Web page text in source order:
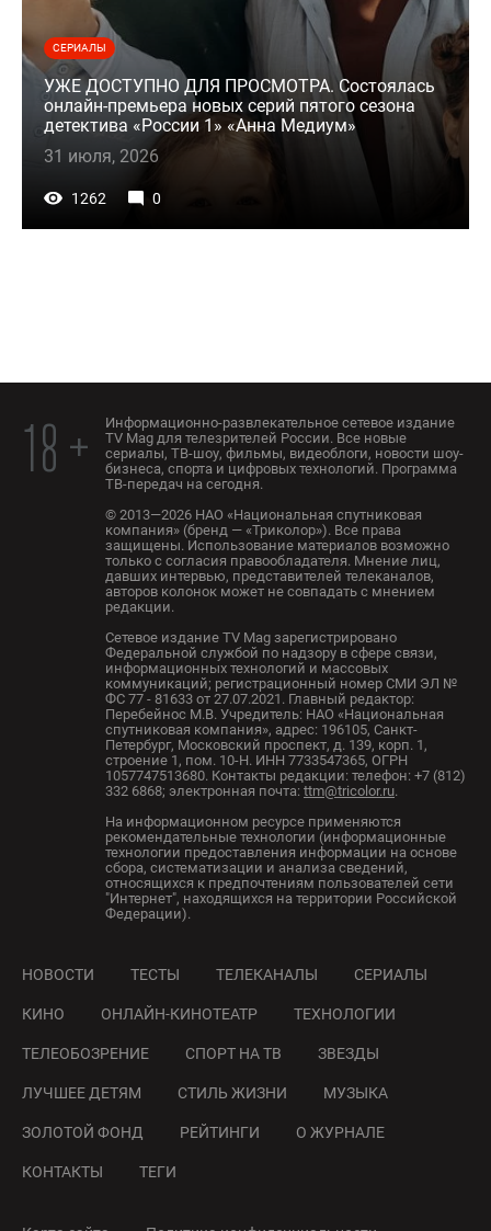
СЕРИАЛЫ
УЖЕ ДОСТУПНО ДЛЯ ПРОСМОТРА. Состоялась
онлайн-премьера новых серий пятого сезона
детектива «России 1» «Анна Медиум»
31 июля, 2026
1262 0
18 +
Информационно-развлекательное сетевое издание
TV Mag для телезрителей России. Все новые
сериалы, ТВ-шоу, фильмы, видеоблоги, новости шоу-
бизнеса, спорта и цифровых технологий. Программа
ТВ-передач на сегодня.
© 2013—2026 НАО «Национальная спутниковая
компания» (бренд — «Триколор»). Все права
защищены. Использование материалов возможно
только с согласия правообладателя. Мнение лиц,
давших интервью, представителей телеканалов,
авторов колонок может не совпадать с мнением
редакции.
Сетевое издание TV Mag зарегистрировано
Федеральной службой по надзору в сфере связи,
информационных технологий и массовых
коммуникаций; регистрационный номер СМИ ЭЛ №
ФС 77 - 81633 от 27.07.2021. Главный редактор:
Перебейнос М.В. Учредитель: НАО «Национальная
спутниковая компания», адрес: 196105, Санкт-
Петербург, Московский проспект, д. 139, корп. 1,
строение 1, пом. 10-Н. ИНН 7733547365, ОГРН
1057747513680. Контакты редакции: телефон: +7 (812)
332 6868; электронная почта: ttm@tricolor.ru.
На информационном ресурсе применяются
рекомендательные технологии (информационные
технологии предоставления информации на основе
сбора, систематизации и анализа сведений,
относящихся к предпочтениям пользователей сети
"Интернет", находящихся на территории Российской
Федерации).
НОВОСТИ ТЕСТЫ ТЕЛЕКАНАЛЫ СЕРИАЛЫ
КИНО ОНЛАЙН-КИНОТЕАТР ТЕХНОЛОГИИ
ТЕЛЕОБОЗРЕНИЕ СПОРТ НА ТВ ЗВЕЗДЫ
ЛУЧШЕЕ ДЕТЯМ СТИЛЬ ЖИЗНИ МУЗЫКА
ЗОЛОТОЙ ФОНД РЕЙТИНГИ О ЖУРНАЛЕ
КОНТАКТЫ ТЕГИ